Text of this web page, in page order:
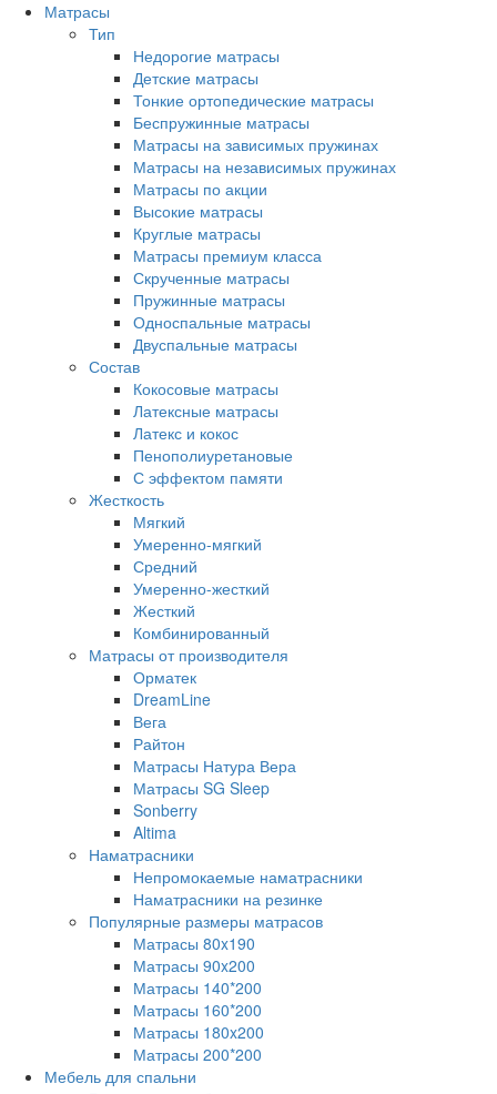
Матрасы
Тип
Недорогие матрасы
Детские матрасы
Тонкие ортопедические матрасы
Беспружинные матрасы
Матрасы на зависимых пружинах
Матрасы на независимых пружинах
Матрасы по акции
Высокие матрасы
Круглые матрасы
Матрасы премиум класса
Скрученные матрасы
Пружинные матрасы
Односпальные матрасы
Двуспальные матрасы
Состав
Кокосовые матрасы
Латексные матрасы
Латекс и кокос
Пенополиуретановые
С эффектом памяти
Жесткость
Мягкий
Умеренно-мягкий
Средний
Умеренно-жесткий
Жесткий
Комбинированный
Матрасы от производителя
Орматек
DreamLine
Вега
Райтон
Матрасы Натура Вера
Матрасы SG Sleep
Sonberry
Altima
Наматрасники
Непромокаемые наматрасники
Наматрасники на резинке
Популярные размеры матрасов
Матрасы 80x190
Матрасы 90x200
Матрасы 140*200
Матрасы 160*200
Матрасы 180x200
Матрасы 200*200
Мебель для спальни